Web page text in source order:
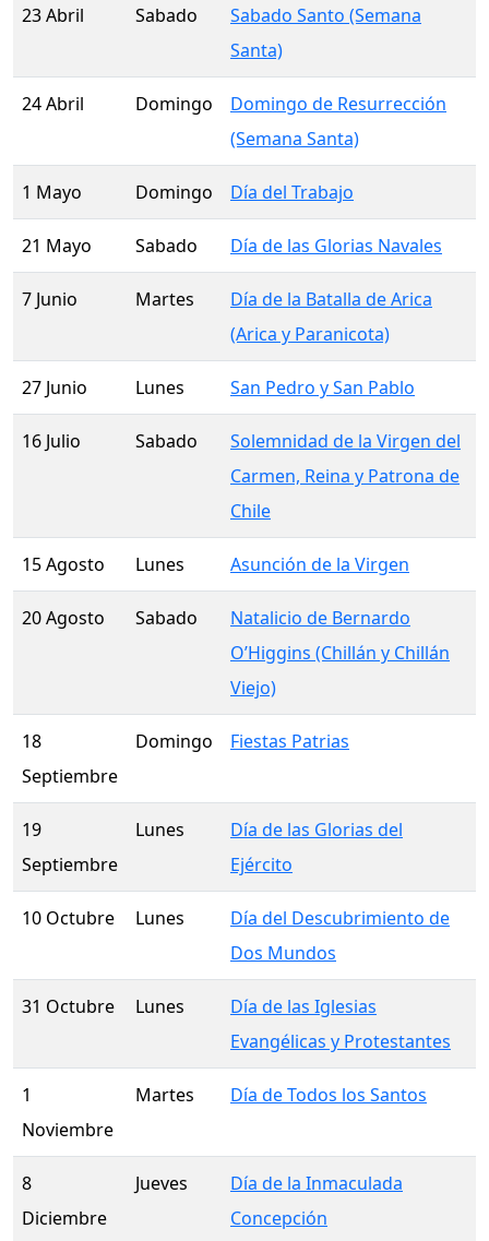
23 Abril Sabado
Sabado Santo (Semana
Santa)
24 Abril Domingo
Domingo de Resurrección
(Semana Santa)
1 Mayo Domingo Día del Trabajo
21 Mayo Sabado Día de las Glorias Navales
7 Junio Martes
Día de la Batalla de Arica
(Arica y Paranicota)
27 Junio Lunes San Pedro y San Pablo
16 Julio Sabado
Solemnidad de la Virgen del
Carmen, Reina y Patrona de
Chile
15 Agosto Lunes Asunción de la Virgen
20 Agosto Sabado
Natalicio de Bernardo
O’Higgins (Chillán y Chillán
Viejo)
18
Septiembre
Domingo Fiestas Patrias
19
Septiembre
Lunes
Día de las Glorias del
Ejército
10 Octubre Lunes
Día del Descubrimiento de
Dos Mundos
31 Octubre Lunes
Día de las Iglesias
Evangélicas y Protestantes
1
Noviembre
Martes Día de Todos los Santos
8
Diciembre
Jueves
Día de la Inmaculada
Concepción